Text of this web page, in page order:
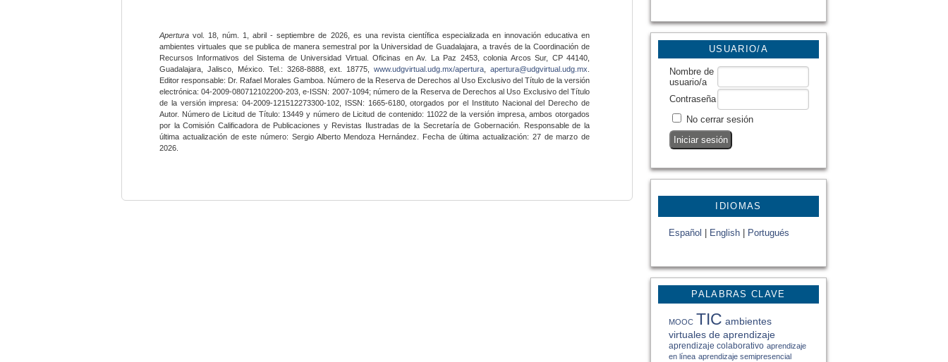
USUARIO/A
Nombre de
usuario/a
Contraseña
No cerrar sesión
IDIOMAS
Español English Portugués
PALABRAS CLAVE
MOOC TIC ambientes
virtuales de aprendizaje
aprendizaje colaborativo aprendizaje
en línea aprendizaje semipresencial
Apertura vol. 18, núm. 1, abril - septiembre de 2026, es una revista científica especializada en innovación educativa en
ambientes virtuales que se publica de manera semestral por la Universidad de Guadalajara, a través de la Coordinación de
Recursos Informativos del Sistema de Universidad Virtual. Oficinas en Av. La Paz 2453, colonia Arcos Sur, CP 44140,
Guadalajara, Jalisco, México. Tel.: 3268-8888, ext. 18775,www.udgvirtual.udg.mx/apertura apertura@udgvirtual.udg.mx
Editor responsable: Dr. Rafael Morales Gamboa. Número de la Reserva de Derechos al Uso Exclusivo del Título de la versión
electrónica: 04-2009-080712102200-203, e-ISSN: 2007-1094; número de la Reserva de Derechos al Uso Exclusivo del Título
de la versión impresa: 04-2009-121512273300-102, ISSN: 1665-6180, otorgados por el Instituto Nacional del Derecho de
Autor. Número de Licitud de Título: 13449 y número de Licitud de contenido: 11022 de la versión impresa, ambos otorgados
por la Comisión Calificadora de Publicaciones y Revistas Ilustradas de la Secretaría de Gobernación. Responsable de la
última actualización de este número: Sergio Alberto Mendoza Hernández. Fecha de última actualización: 27 de marzo de
2026.